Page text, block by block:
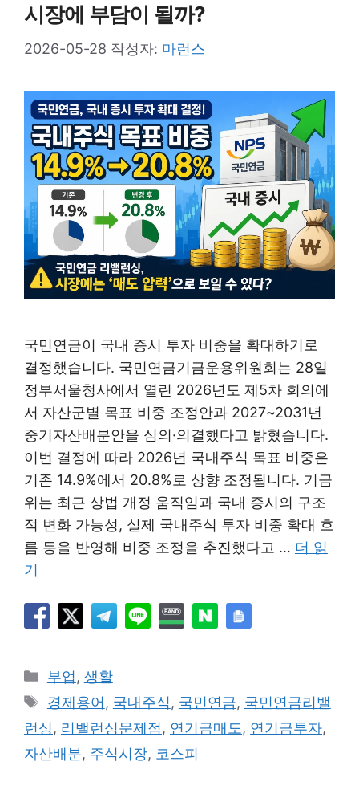
시장에 부담이 될까?
2026-05-28 작성자: 마런스
국민연금이 국내 증시 투자 비중을 확대하기로
결정했습니다. 국민연금기금운용위원회는 28일
정부서울청사에서 열린 2026년도 제5차 회의에
서 자산군별 목표 비중 조정안과 2027~2031년
중기자산배분안을 심의·의결했다고 밝혔습니다.
이번 결정에 따라 2026년 국내주식 목표 비중은
기존 14.9%에서 20.8%로 상향 조정됩니다. 기금
위는 최근 상법 개정 움직임과 국내 증시의 구조
적 변화 가능성, 실제 국내주식 투자 비중 확대 흐
름 등을 반영해 비중 조정을 추진했다고 … 더 읽
기
카
테
리
부업, 생활
태
그
경제용어, 국내주식, 국민연금, 국민연금리밸
런싱, 리밸런싱문제점, 연기금매도 , 연기금투자,
자산배분, 주식시장, 코스피